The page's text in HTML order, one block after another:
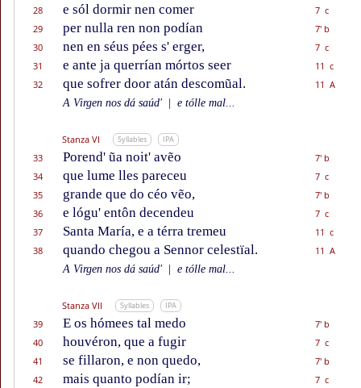
28
e sól dormir nen comer
7 c
29
per nulla ren non podían
7' b
30
nen en séus pées s' erger,
7 c
31
e ante ja querrían mórtos seer
11 c
32
que sofrer door atán descomũal.
11 A
A Virgen nos dá saúd'
e tólle mal...
Stanza VI Syllables IPA
33 Porend' ũa noit' avẽo
7' b
34
que lume lles pareceu
7 c
35
grande que do céo vẽo,
7' b
36
e lógu' entôn decendeu
7 c
37
Santa María, e a térra tremeu
11 c
38
quando chegou a Sennor celestïal.
11 A
A Virgen nos dá saúd'
e tólle mal...
Stanza VII Syllables IPA
39 E os hómees tal medo
7' b
40
houvéron, que a fugir
7 c
41
se fillaron, e non quedo,
7' b
42
mais quanto podían ir;
7 c